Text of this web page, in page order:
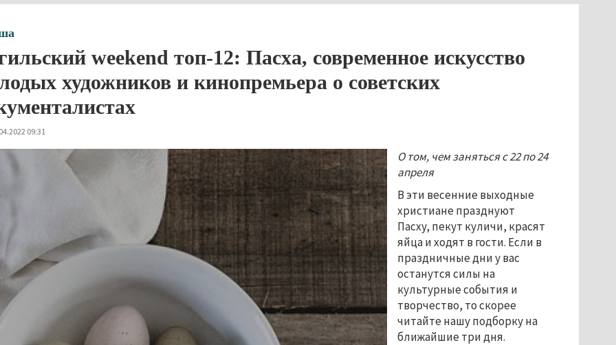
weekend топ-12: Пасха, современное искусство
художников и кинопремьера о советских
09:31
О том, чем заняться с 22 по 24
апреля
В эти весенние выходные
христиане празднуют
Пасху, пекут куличи, красят
яйца и ходят в гости. Если в
праздничные дни у вас
останутся силы на
культурные события и
творчество, то скорее
читайте нашу подборку на
ближайшие три дня.